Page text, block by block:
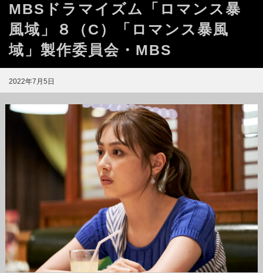
MBSドラマイズム「ロマンス暴
風域」８（C）「ロマンス暴風
域」製作委員会・MBS
2022年7月5日